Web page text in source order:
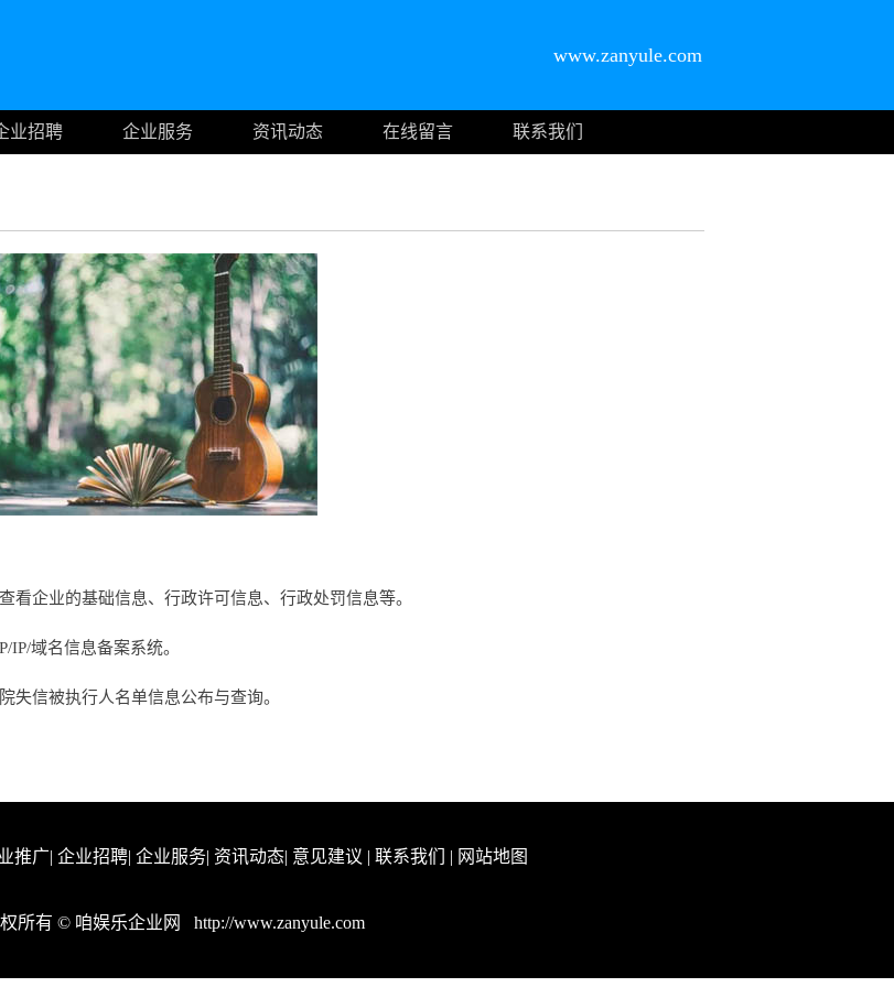
www.zanyule.com
业招聘 企业服务 资讯动态 在线留言
联系我们
看企业的基础信息、行政许可信息、行政处罚信息等。
域名信息备案系统。
失信被执行人名单信息公布与查询。
推广| 企业招聘| 企业服务| 资讯动态| 意见建议 | 联系我们 | 网站地图
权所有 © 咱娱乐企业网 http://www.zanyule.com